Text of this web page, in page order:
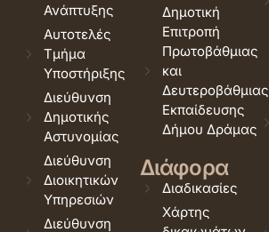
Ανάπτυξης
Αυτοτελές
Τμήμα
Υποστήριξης
Διεύθυνση
Δημοτικής
Αστυνομίας
Διεύθυνση
Διοικητικών
Υπηρεσιών
Διεύθυνση
Δημοτική
Επιτροπή
Πρωτοβάθμιας
και
Δευτεροβάθμιας
Εκπαίδευσης
Δήμου Δράμας
Διάφορα
Διαδικασίες
Χάρτης